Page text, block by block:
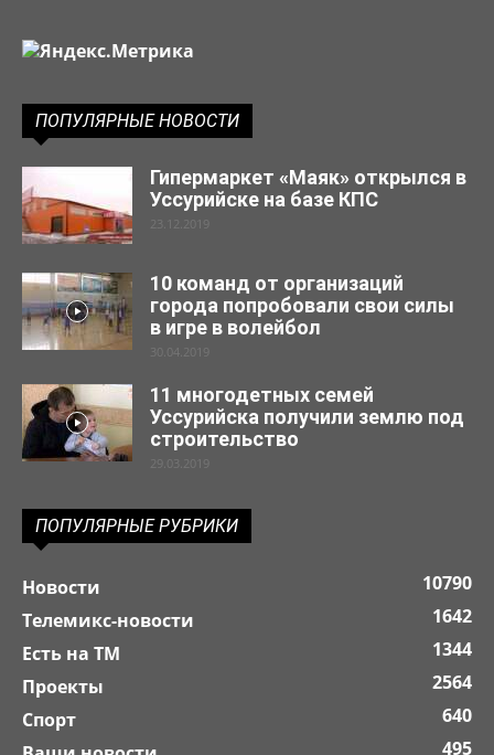
ПОПУЛЯРНЫЕ НОВОСТИ
Гипермаркет «Маяк» открылся в
Уссурийске на базе КПС
23.12.2019
10 команд от организаций
города попробовали свои силы
в игре в волейбол
30.04.2019
11 многодетных семей
Уссурийска получили землю под
строительство
29.03.2019
ПОПУЛЯРНЫЕ РУБРИКИ
Новости
10790
Телемикс-новости
1642
Есть на ТМ
1344
Проекты
2564
Спорт
640
495